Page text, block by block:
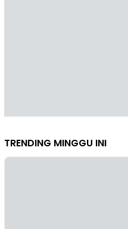
TRENDING MINGGU INI